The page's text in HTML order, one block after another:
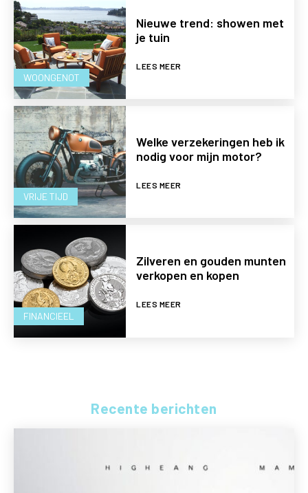
WOONGENOT
Nieuwe trend: showen met
je tuin
LEES MEER
VRIJE TIJD
Welke verzekeringen heb ik
nodig voor mijn motor?
LEES MEER
FINANCIEEL
Zilveren en gouden munten
verkopen en kopen
LEES MEER
Recente berichten